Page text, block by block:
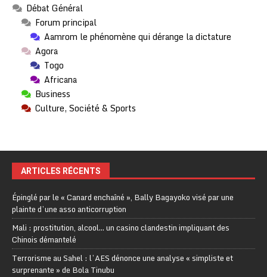
Débat Général
Forum principal
Aamrom le phénomène qui dérange la dictature
Agora
Togo
Africana
Business
Culture, Société & Sports
ARTICLES RÉCENTS
Épinglé par le « Canard enchaîné », Bally Bagayoko visé par une
plainte d’une asso anticorruption
Mali : prostitution, alcool… un casino clandestin impliquant des
Chinois démantelé
Terrorisme au Sahel : l’AES dénonce une analyse « simpliste et
surprenante » de Bola Tinubu